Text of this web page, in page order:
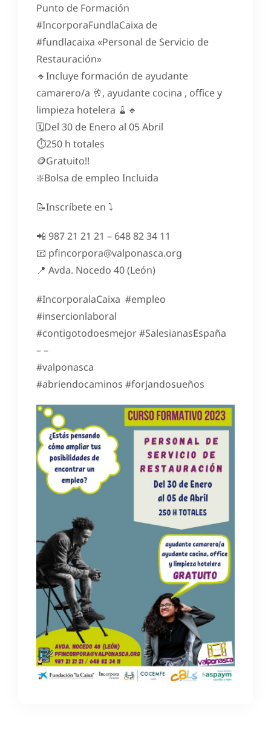
Punto de Formación
#IncorporaFundlaCaixa de
#fundlacaixa «Personal de Servicio de
Restauración»
🔹Incluye formación de ayudante
camarero/a 🥂, ayudante cocina , office y
limpieza hotelera 🧹🔹
🗓️Del 30 de Enero al 05 Abril
⏱️250 h totales
🪙Gratuito!!
❇️Bolsa de empleo Incluida
📝Inscríbete en ⤵️
📲 987 21 21 21 – 648 82 34 11
📧 pfincorpora@valponasca.org
📍 Avda. Nocedo 40 (León)
#IncorporalaCaixa #empleo
#insercionlaboral
#contigotodoesmejor #SalesianasEspaña
– –
#valponasca
#abriendocaminos #forjandosueños